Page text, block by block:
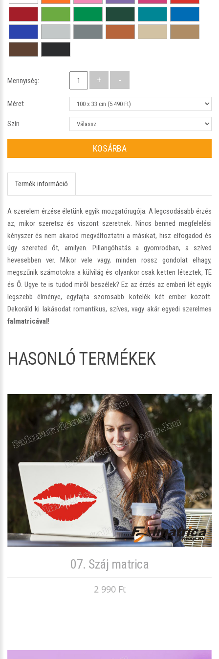
Mennyiség:
Méret
Szín
KOSÁRBA
Termék információ
A szerelem érzése életünk egyik mozgatórugója. A legcsodásabb érzés
az, mikor szeretsz és viszont szeretnek. Nincs benned megfelelési
kényszer és nem akarod megváltoztatni a másikat, hisz elfogadod és
úgy szereted őt, amilyen. Pillangóhatás a gyomrodban, a szíved
hevesebben ver. Mikor vele vagy, minden rossz gondolat elhagy,
megszűnik számotokra a külvilág és olyankor csak ketten léteztek, TE
és Ő. Ugye te is tudod miről beszélek? Ez az érzés az emberi lét egyik
legszebb élménye, egyfajta szorosabb kötelék két ember között.
Dekoráld ki lakásodat romantikus, szíves, vagy akár egyedi szerelmes
falmatricával!
HASONLÓ TERMÉKEK
07. Száj matrica
2 990 Ft